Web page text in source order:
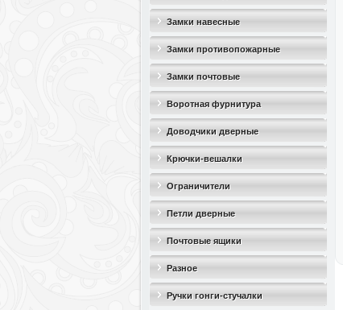
Замки навесные
Замки противопожарные
Замки почтовые
Воротная фурнитура
Доводчики дверные
Крючки-вешалки
Ограничители
дверные(стопоры)
Петли дверные
Почтовые ящики
Разное
Ручки гонги-стучалки